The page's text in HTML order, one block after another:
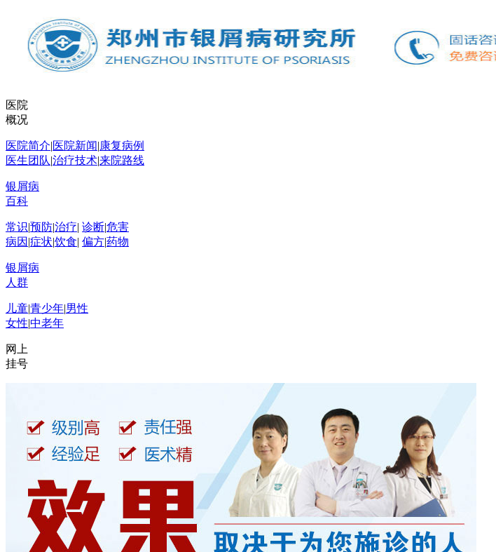
医院
概况
医院简介|医院新闻|康复病例
医生团队|治疗技术|来院路线
银屑病
百科
常识|预防|治疗| 诊断|危害
病因 |症状|饮食| 偏方|药物
银屑病
人群
儿童|青少年|男性
女性|中老年
网上
挂号